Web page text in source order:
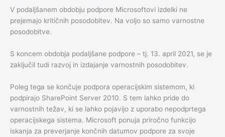
V podaljšanem obdobju podpore Microsoftovi izdelki ne
prejemajo kritičnih posodobitev. Na voljo so samo varnostne
posodobitve.
S koncem obdobja podaljšane podpore – tj. 13. april 2021, se je
zaključil tudi razvoj in izdajanje varnostnih posodobitev.
Poleg tega se končuje podpora operacijskim sistemom, ki
podpirajo SharePoint Server 2010. S tem lahko pride do
varnostnih težav, ki se lahko pojavijo z uporabo nepodprtega
operacijskega sistema. Microsoft ponuja priročno funkcijo
iskanja za preverjanje končnih datumov podpore za svoje